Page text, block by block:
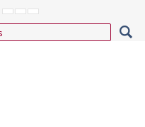
KISEBB
BETŰTÍPUS
ALAPÉRTELMEZETT
BETŰMÉRET
NAGYOBB
BETŰMÉRET